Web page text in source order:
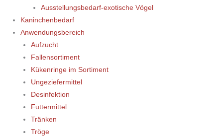
Ausstellungsbedarf-exotische Vögel
Kaninchenbedarf
Anwendungsbereich
Aufzucht
Fallensortiment
Kükenringe im Sortiment
Ungeziefermittel
Desinfektion
Futtermittel
Tränken
Tröge